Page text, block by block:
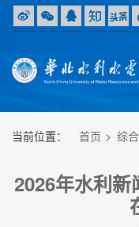
当前位置： 首页 综
2026年水利